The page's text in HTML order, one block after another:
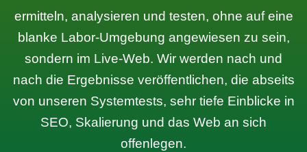
ermitteln, analysieren und testen, ohne auf eine
blanke Labor-Umgebung angewiesen zu sein,
sondern im Live-Web. Wir werden nach und
nach die Ergebnisse veröffentlichen, die abseits
von unseren Systemtests, sehr tiefe Einblicke in
SEO, Skalierung und das Web an sich
offenlegen.